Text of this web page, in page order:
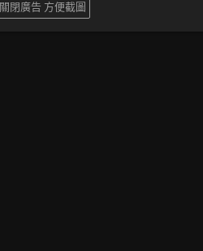
關閉廣告 方便截圖